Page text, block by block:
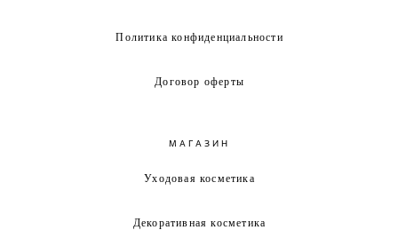
Политика конфиденциальности
Договор оферты
МАГАЗИН
Уходовая косметика
Декоративная косметика